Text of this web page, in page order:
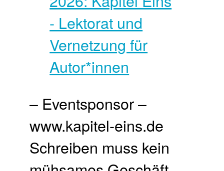
– Eventsponsor –
www.kapitel-eins.de
Schreiben muss kein